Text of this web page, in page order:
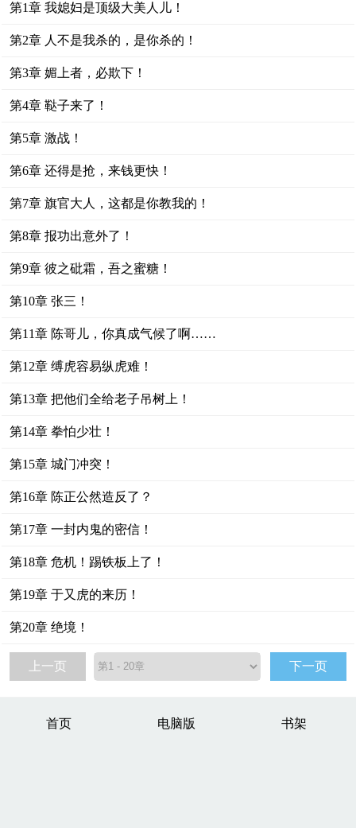
第1章 我媳妇是顶级大美人儿！
第2章 人不是我杀的，是你杀的！
第3章 媚上者，必欺下！
第4章 鞑子来了！
第5章 激战！
第6章 还得是抢，来钱更快！
第7章 旗官大人，这都是你教我的！
第8章 报功出意外了！
第9章 彼之砒霜，吾之蜜糖！
第10章 张三！
第11章 陈哥儿，你真成气候了啊……
第12章 缚虎容易纵虎难！
第13章 把他们全给老子吊树上！
第14章 拳怕少壮！
第15章 城门冲突！
第16章 陈正公然造反了？
第17章 一封内鬼的密信！
第18章 危机！踢铁板上了！
第19章 于又虎的来历！
第20章 绝境！
上一页 下一页
首页 电脑版 书架